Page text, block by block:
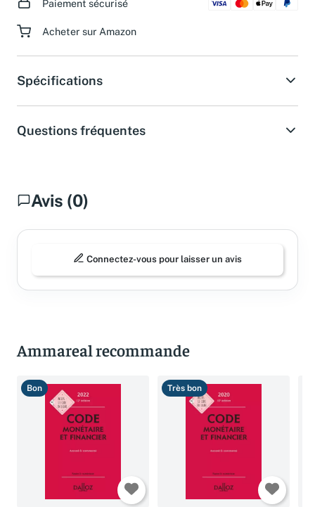
Paiement sécurisé
Acheter sur Amazon
Spécifications
Questions fréquentes
Avis (0)
Connectez-vous pour laisser un avis
Ammareal recommande
Bon Très bon